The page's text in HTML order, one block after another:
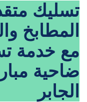
تسليك
المطابخ
مع خدمة
ضاحية
الجابر